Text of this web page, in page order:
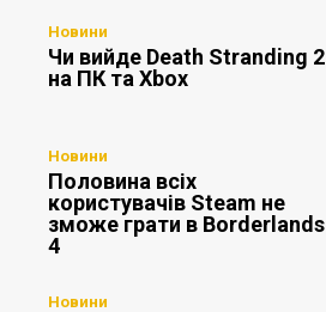
Новини
Чи вийде Death Stranding 2
на ПК та Xbox
Новини
Половина всіх
користувачів Steam не
зможе грати в Borderlands
4
Новини